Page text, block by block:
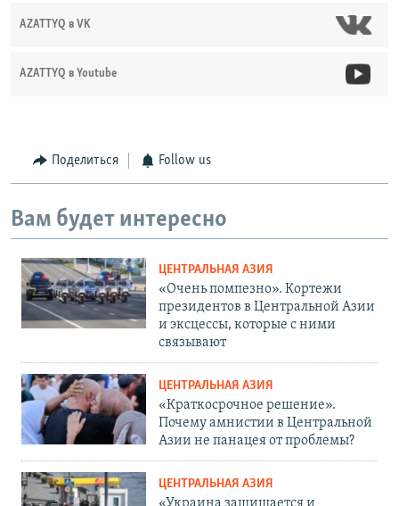
AZATTYQ в VK
AZATTYQ в Youtube
Поделиться Follow us
Вам будет интересно
ЦЕНТРАЛЬНАЯ АЗИЯ
«Очень помпезно». Кортежи
президентов в Центральной Азии
и эксцессы, которые с ними
связывают
ЦЕНТРАЛЬНАЯ АЗИЯ
«Краткосрочное решение».
Почему амнистии в Центральной
Азии не панацея от проблемы?
ЦЕНТРАЛЬНАЯ АЗИЯ